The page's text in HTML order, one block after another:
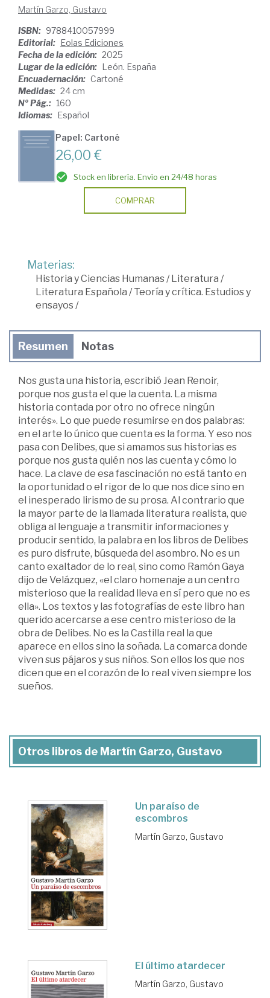
Martín Garzo, Gustavo
ISBN: 9788410057999
Editorial: Eolas Ediciones
Fecha de la edición: 2025
Lugar de la edición: León. España
Encuadernación: Cartoné
Medidas: 24 cm
Nº Pág.: 160
Idiomas: Español
Papel: Cartoné
26,00 €
Stock en librería. Envío en 24/48 horas
COMPRAR
Materias:
Historia y Ciencias Humanas/Literatura /
Literatura Española /Teoría y crítica. Estudios y
ensayos/
Resumen Notas
Nos gusta una historia, escribió Jean Renoir,
porque nos gusta el que la cuenta. La misma
historia contada por otro no ofrece ningún
interés». Lo que puede resumirse en dos palabras:
en el arte lo único que cuenta es la forma. Y eso nos
pasa con Delibes, que si amamos sus historias es
porque nos gusta quién nos las cuenta y cómo lo
hace. La clave de esa fascinación no está tanto en
la oportunidad o el rigor de lo que nos dice sino en
el inesperado lirismo de su prosa. Al contrario que
la mayor parte de la llamada literatura realista, que
obliga al lenguaje a transmitir informaciones y
producir sentido, la palabra en los libros de Delibes
es puro disfrute, búsqueda del asombro. No es un
canto exaltador de lo real, sino como Ramón Gaya
dijo de Velázquez, «el claro homenaje a un centro
misterioso que la realidad lleva en sí pero que no es
ella». Los textos y las fotografías de este libro han
querido acercarse a ese centro misterioso de la
obra de Delibes. No es la Castilla real la que
aparece en ellos sino la soñada. La comarca donde
viven sus pájaros y sus niños. Son ellos los que nos
dicen que en el corazón de lo real viven siempre los
sueños.
Otros libros de Martín Garzo, Gustavo
Un paraíso de
escombros
Martín Garzo, Gustavo
El último atardecer
Martín Garzo, Gustavo